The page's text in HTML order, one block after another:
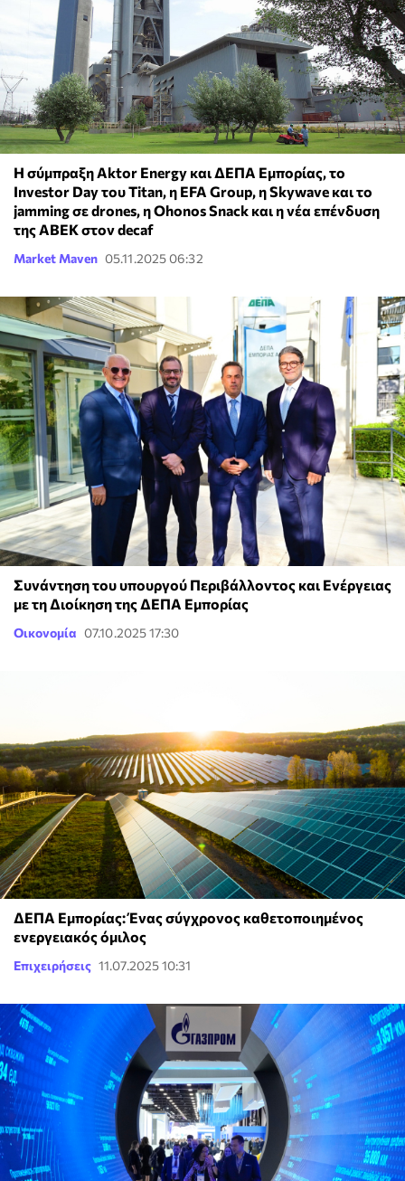
Η σύμπραξη Aktor Energy και ΔΕΠΑ Εμπορίας, το
Investor Day του Titan, η EFA Group, η Skywave και το
jamming σε drones, η Ohonos Snack και η νέα επένδυση
της ΑΒΕΚ στον decaf
Market Maven 05.11.2025 06:32
Συνάντηση του υπουργού Περιβάλλοντος και Ενέργειας
με τη Διοίκηση της ΔΕΠΑ Εμπορίας
Οικονομία 07.10.2025 17:30
ΔΕΠΑ Εμπορίας: Ένας σύγχρονος καθετοποιημένος
ενεργειακός όμιλος
Επιχειρήσεις 11.07.2025 10:31